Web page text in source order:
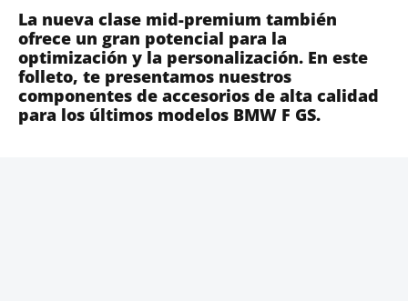
La nueva clase mid-premium también
ofrece un gran potencial para la
optimización y la personalización. En este
folleto, te presentamos nuestros
componentes de accesorios de alta calidad
para los últimos modelos BMW F GS.